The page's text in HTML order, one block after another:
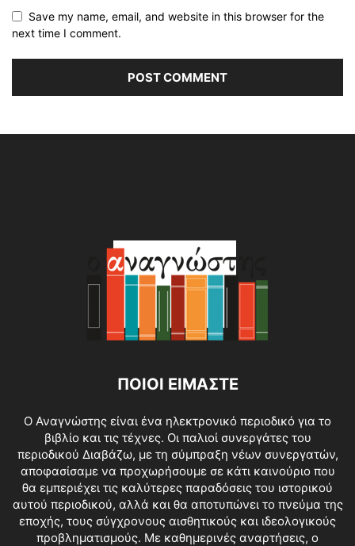
Save my name, email, and website in this browser for the
next time I comment.
ΠΟΙΟΙ ΕΙΜΑΣΤΕ
O Αναγνώστης είναι ένα ηλεκτρονικό περιοδικό για το
βιβλίο και τις τέχνες. Οι παλιοί συνεργάτες του
περιοδικού Διαβάζω, με τη σύμπραξη νέων συνεργατών,
αποφασίσαμε να προχωρήσουμε σε κάτι καινούριο που
θα εμπεριέχει τις καλύτερες παραδόσεις του ιστορικού
αυτού περιοδικού, αλλά και θα αποτυπώνει το πνεύμα της
εποχής, τους σύγχρονους αισθητικούς και ιδεολογικούς
προβληματισμούς. Με καθημερινές αναρτήσεις, ο